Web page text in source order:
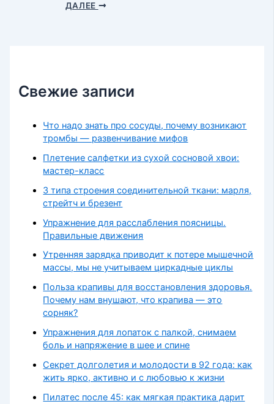
ДАЛЕЕ
Свежие записи
Что надо знать про сосуды, почему возникают
тромбы — развенчивание мифов
Плетение салфетки из сухой сосновой хвои:
мастер-класс
3 типа строения соединительной ткани: марля,
стрейтч и брезент
Упражнение для расслабления поясницы.
Правильные движения
Утренняя зарядка приводит к потере мышечной
массы, мы не учитываем циркадные циклы
Польза крапивы для восстановления здоровья.
Почему нам внушают, что крапива — это
сорняк?
Упражнения для лопаток с палкой, снимаем
боль и напряжение в шее и спине
Секрет долголетия и молодости в 92 года: как
жить ярко, активно и с любовью к жизни
Пилатес после 45: как мягкая практика дарит